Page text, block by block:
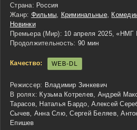
Страна: Россия
Жанр: Фильмы Криминальные,
Новинки
Премьера (Мир): 10 апреля 2025, «НМГ
Продолжительность: 90 мин
Качество: WEB-DL
Режиссер: Владимир Зинкевич
В ролях: Кузьма Котрелев, Андрей
Тарасов, Наталья Бардо, Алексей
Сычев, Анна Слю, Сергей Беляев,
Епишев